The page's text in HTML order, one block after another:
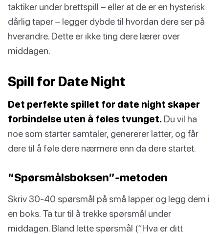
taktiker under brettspill – eller at de er en hysterisk
dårlig taper – legger dybde til hvordan dere ser på
hverandre. Dette er ikke ting dere lærer over
middagen.
Spill for Date Night
Det perfekte spillet for date night skaper
forbindelse uten å føles tvunget. Du vil ha
noe som starter samtaler, genererer latter, og får
dere til å føle dere nærmere enn da dere startet.
“Spørsmålsboksen”-metoden
Skriv 30-40 spørsmål på små lapper og legg dem i
en boks. Ta tur til å trekke spørsmål under
middagen. Bland lette spørsmål (“Hva er ditt